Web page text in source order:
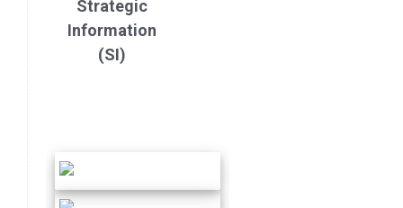
Strategic
Information
(SI)